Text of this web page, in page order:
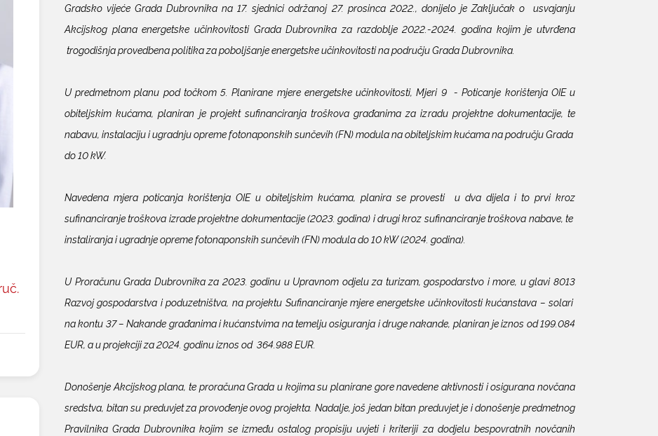
Gradsko vijeće Grada Dubrovnika na 17. sjednici održanoj 27. prosinca 2022., donijelo je Zaključak o usvajanju
Akcijskog plana energetske učinkovitosti Grada Dubrovnika za razdoblje 2022.-2024. godina kojim je utvrđena
trogodišnja provedbena politika za poboljšanje energetske učinkovitosti na području Grada Dubrovnika.
U predmetnom planu pod točkom 5. Planirane mjere energetske učinkovitosti, Mjeri 9 - Poticanje korištenja OIE u
obiteljskim kućama, planiran je projekt sufinanciranja troškova građanima za izradu projektne dokumentacije, te
nabavu, instalaciju i ugradnju opreme fotonaponskih sunčevih (FN) modula na obiteljskim kućama na području Grada
do 10 kW.
Navedena mjera poticanja korištenja OIE u obiteljskim kućama, planira se provesti u dva dijela i to prvi kroz
sufinanciranje troškova izrade projektne dokumentacije (2023. godina) i drugi kroz sufinanciranje troškova nabave, te
instaliranja i ugradnje opreme fotonaponskih sunčevih (FN) modula do 10 kW (2024. godina).
U Proračunu Grada Dubrovnika za 2023. godinu u Upravnom odjelu za turizam, gospodarstvo i more, u glavi 8013
Razvoj gospodarstva i poduzetništva, na projektu Sufinanciranje mjere energetske učinkovitosti kućanstava – solari
na kontu 37 – Nakande građanima i kućanstvima na temelju osiguranja i druge nakande, planiran je iznos od 199.084
EUR, a u projekciji za 2024. godinu iznos od 364.988 EUR.
Donošenje Akcijskog plana, te proračuna Grada u kojima su planirane gore navedene aktivnosti i osigurana novčana
sredstva, bitan su preduvjet za provođenje ovog projekta. Nadalje, još jedan bitan preduvjet je i donošenje predmetnog
Pravilnika Grada Dubrovnika kojim se između ostalog propisiju uvjeti i kriteriji za dodjelu bespovratnih novčanih